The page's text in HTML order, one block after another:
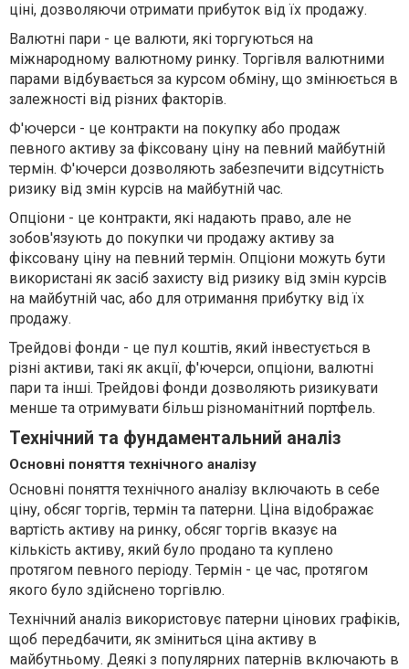
ціні, дозволяючи отримати прибуток від їх продажу.
Валютні пари - це валюти, які торгуються на
міжнародному валютному ринку. Торгівля валютними
парами відбувається за курсом обміну, що змінюється в
залежності від різних факторів.
Ф'ючерси - це контракти на покупку або продаж
певного активу за фіксовану ціну на певний майбутній
термін. Ф'ючерси дозволяють забезпечити відсутність
ризику від змін курсів на майбутній час.
Опціони - це контракти, які надають право, але не
зобов'язують до покупки чи продажу активу за
фіксовану ціну на певний термін. Опціони можуть бути
використані як засіб захисту від ризику від змін курсів
на майбутній час, або для отримання прибутку від їх
продажу.
Трейдові фонди - це пул коштів, який інвестується в
різні активи, такі як акції, ф'ючерси, опціони, валютні
пари та інші. Трейдові фонди дозволяють ризикувати
менше та отримувати більш різноманітний портфель.
Технічний та фундаментальний аналіз
Основні поняття технічного аналізу
Основні поняття технічного аналізу включають в себе
ціну, обсяг торгів, термін та патерни. Ціна відображає
вартість активу на ринку, обсяг торгів вказує на
кількість активу, який було продано та куплено
протягом певного періоду. Термін - це час, протягом
якого було здійснено торгівлю.
Технічний аналіз використовує патерни цінових графіків,
щоб передбачити, як зміниться ціна активу в
майбутньому. Деякі з популярних патернів включають в